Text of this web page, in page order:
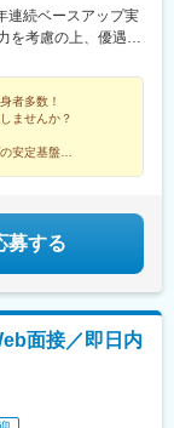
詳細については、
拠点」よりご確認
町駅(東京都)、江戸
丁目駅、学芸大学
加茂宮駅、新座駅、
、三ツ沢上町駅、
吉駅、原当麻駅、社
塚駅、千葉寺駅、
原駅、東船橋駅、小
)、小本駅(愛知県)、
、住吉町駅、竹下
宝寺駅、茨木駅、
公園駅、武庫之荘
駅、尾鷲駅、高茶
、小泉駅、高山
連続ベースアップ実
を考慮の上、優遇し
者多数！
ませんか？
安定基盤
募する
面接／即日内